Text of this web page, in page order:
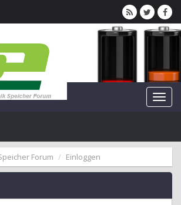
Forum Einloggen